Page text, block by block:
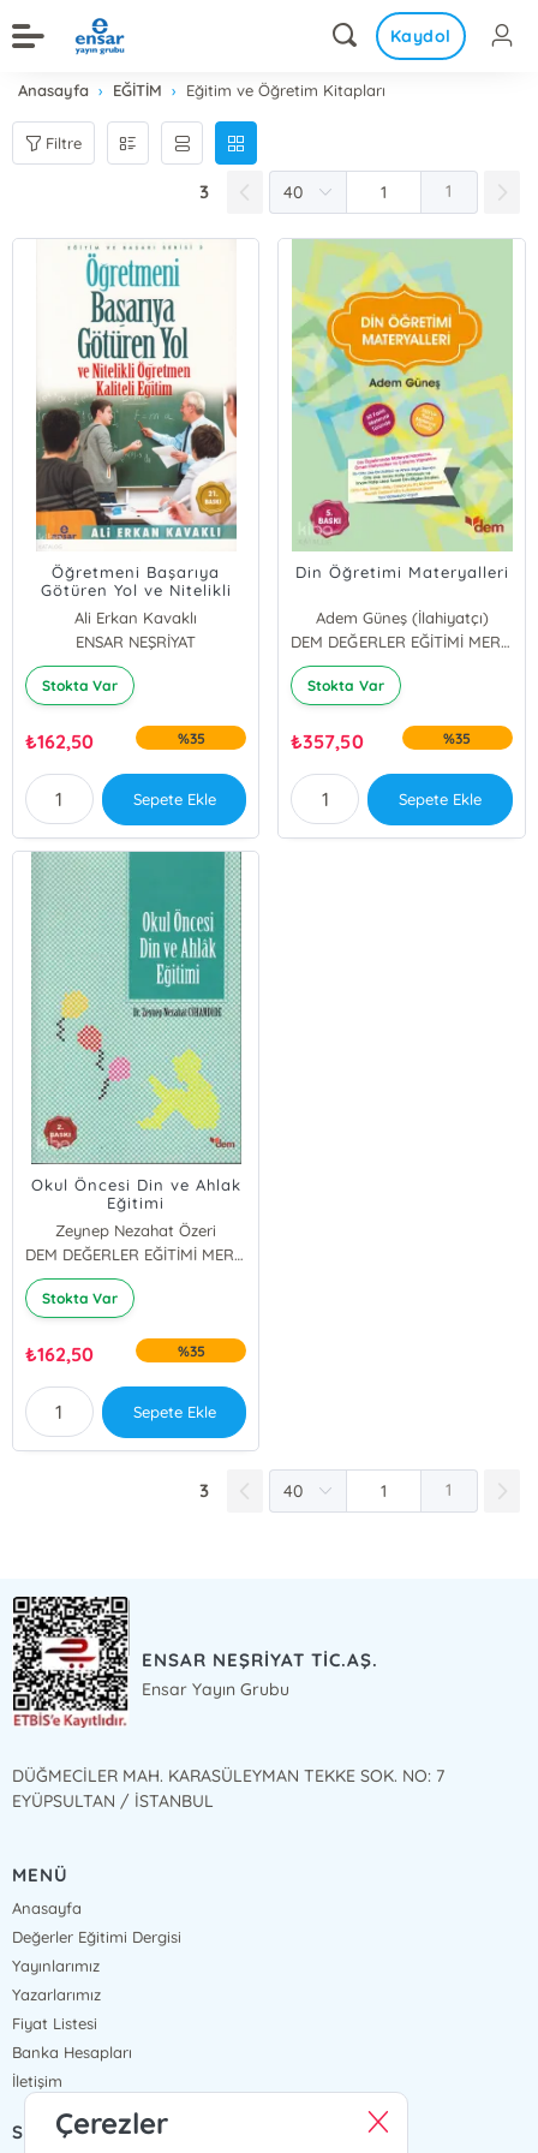
Kaydol
Anasayfa EĞİTİM Eğitim ve Öğretim Kitapları
Filtre
3 1
Öğretmeni Başarıya
Götüren Yol ve Nitelikli
Öğretmen
Ali Erkan Kavaklı
ENSAR NEŞRİYAT
Stokta Var
₺162,50 %35
Sepete Ekle
Din Öğretimi Materyalleri
Adem Güneş (İlahiyatçı)
DEM DEĞERLER EĞİTİMİ MERKEZİ YAYINLARI
Stokta Var
₺357,50 %35
Sepete Ekle
Okul Öncesi Din ve Ahlak
Eğitimi
Zeynep Nezahat Özeri
DEM DEĞERLER EĞİTİMİ MERKEZİ YAYINLARI
Stokta Var
₺162,50 %35
Sepete Ekle
3 1
ENSAR NEŞRİYAT TİC.AŞ.
Ensar Yayın Grubu
DÜĞMECİLER MAH. KARASÜLEYMAN TEKKE SOK. NO: 7
EYÜPSULTAN / İSTANBUL
MENÜ
Anasayfa
Değerler Eğitimi Dergisi
Yayınlarımız
Yazarlarımız
Fiyat Listesi
Banka Hesapları
İletişim
SÖZLEŞMELER
Çerezler